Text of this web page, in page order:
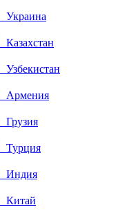
Украина
Казахстан
Узбекистан
Армения
Грузия
Турция
Индия
Китай